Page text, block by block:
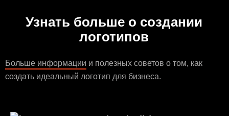
Узнать больше о создании
логотипов
Больше информации и полезных советов о том, как
создать идеальный логотип для бизнеса.